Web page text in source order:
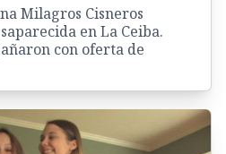
Milagros Cisneros
en La Ceiba.
con oferta de